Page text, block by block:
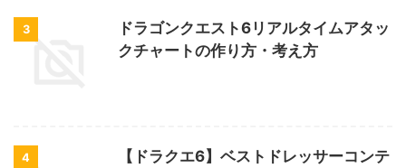
3
ドラゴンクエスト6リアルタイムアタッ
クチャートの作り方・考え方
4
【ドラクエ6】ベストドレッサーコンテ